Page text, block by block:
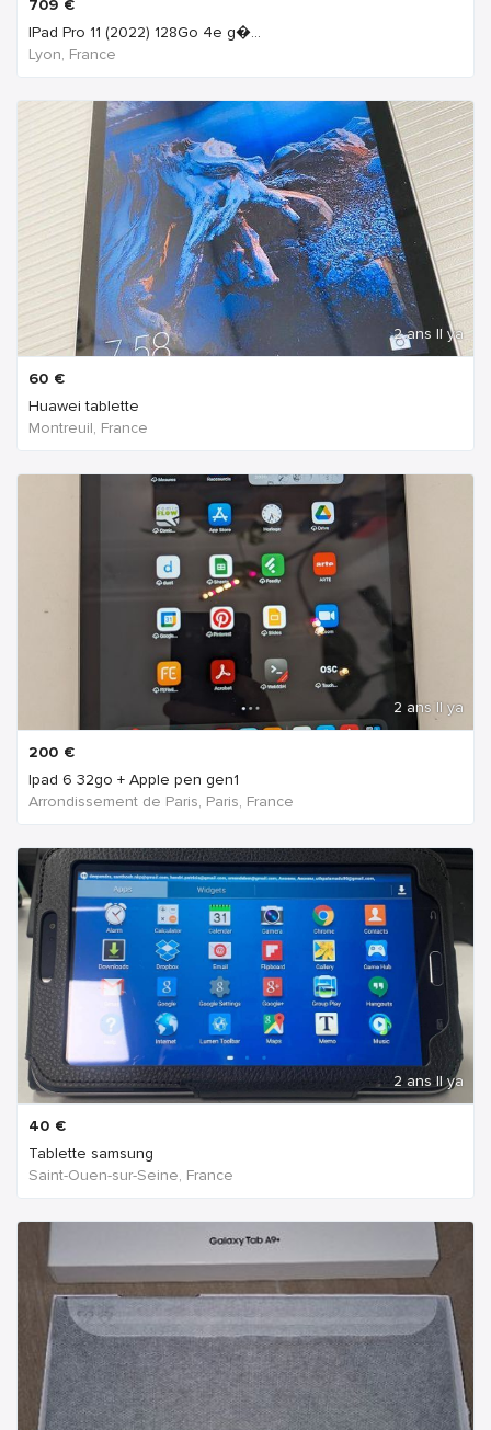
709 €
IPad Pro 11 (2022) 128Go 4e g�...
Lyon, France
2 ans Il ya
60 €
Huawei tablette
Montreuil, France
2 ans Il ya
200 €
Ipad 6 32go + Apple pen gen1
Arrondissement de Paris, Paris, France
2 ans Il ya
40 €
Tablette samsung
Saint-Ouen-sur-Seine, France